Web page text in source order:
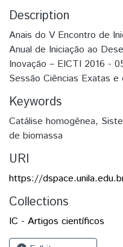
Description
Anais do V Encontro de
Anual de Iniciação ao
Inovação – EICTI 2016 -
Sessão Ciências Exatas e
Keywords
Catálise homogênea,
de biomassa
URI
https://
Collections
IC - Artigos científicos